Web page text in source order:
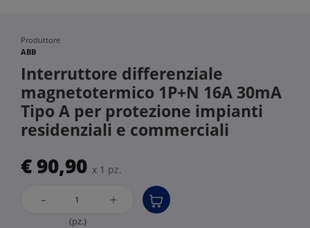
Produttore
ABB
Interruttore differenziale
magnetotermico 1P+N 16A 30mA
Tipo A per protezione impianti
residenziali e commerciali
€ 90,90 x 1 pz.
- +
(pz.)